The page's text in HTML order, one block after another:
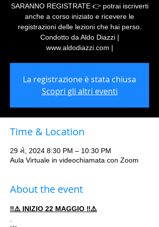
SARANNO REGISTRATE 👉 potrai iscriverti
anche a corso iniziato e ricevere le
registrazioni delle lezioni che hai perso.
Condotto da Aldo Diazzi |
www.aldodiazzi.com |
La registrazione è stata chiusa
Scopri gli altri eventi
Time & Location
29 મે, 2024 8:30 PM – 10:30 PM
Aula Virtuale in videochiamata con Zoom
About the event
‼️⚠️ INIZIO 22 MAGGIO ‼️⚠️